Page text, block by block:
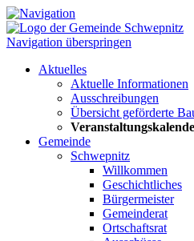
Navigation überspringen
Aktuelles
Aktuelle Informationen
Ausschreibungen
Übersicht geförderte
Gemeinde
Schwepnitz
Willkommen
Geschichtliches
Bürgermeister
Gemeinderat
Ortschaftsrat